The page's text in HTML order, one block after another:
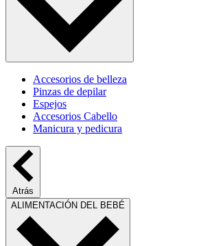
Accesorios de belleza
Pinzas de depilar
Espejos
Accesorios Cabello
Manicura y pedicura
Atrás
ALIMENTACIÓN DEL BEBÉ